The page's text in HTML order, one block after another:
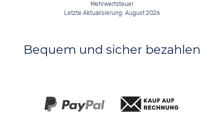
Mehrwertsteuer
Letzte Aktualisierung: August 2026
Bequem und sicher bezahlen